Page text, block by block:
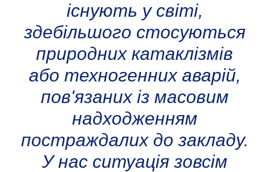
існують у світі,
здебільшого стосуються
природних катаклізмів
або техногенних аварій,
пов'язаних із масовим
надходженням
постраждалих до закладу.
У нас ситуація зовсім